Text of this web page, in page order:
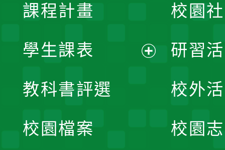
課程計畫
學生課表
教科書評選
校園檔案
校園
研習
校外
校園